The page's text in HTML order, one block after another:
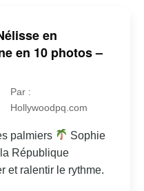
en
en 10 photos –
Par :
Hollywoodpq.com
palmiers
Sophie
République
et ralentir le rythme.